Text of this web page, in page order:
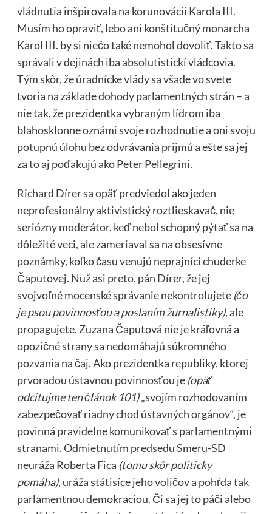
vládnutia inšpirovala na korunovácii Karola III.
Musím ho opraviť, lebo ani konštitučný monarcha
Karol III. by si niečo také nemohol dovoliť. Takto sa
správali v dejinách iba absolutistickí vládcovia.
Tým skôr, že úradnícke vlády sa všade vo svete
tvoria na základe dohody parlamentných strán – a
nie tak, že prezidentka vybraným lídrom iba
blahosklonne oznámi svoje rozhodnutie a oni svoju
potupnú úlohu bez odvrávania prijmú a ešte sa jej
za to aj poďakujú ako Peter Pellegrini.
Richard Dírer sa opäť predviedol ako jeden
neprofesionálny aktivistický roztlieskavač, nie
seriózny moderátor, keď nebol schopný pýtať sa na
dôležité veci, ale zameriaval sa na obsesívne
poznámky, koľko času venujú neprajníci chuderke
Čaputovej. Nuž asi preto, pán Dírer, že jej
svojvoľné mocenské správanie nekontrolujete (čo
je psou povinnosťou a poslaním žurnalistiky), ale
propagujete. Zuzana Čaputová nie je kráľovná a
opozičné strany sa nedomáhajú súkromného
pozvania na čaj. Ako prezidentka republiky, ktorej
prvoradou ústavnou povinnosťou je (opäť
odcitujme ten článok 101)„svojím rozhodovaním
zabezpečovať riadny chod ústavných orgánov“, je
povinná pravidelne komunikovať s parlamentnými
stranami. Odmietnutím predsedu Smeru-SD
neuráža Roberta Fica (tomu skôr politicky
pomáha), uráža státisíce jeho voličov a pohŕda tak
parlamentnou demokraciou. Či sa jej to páči alebo